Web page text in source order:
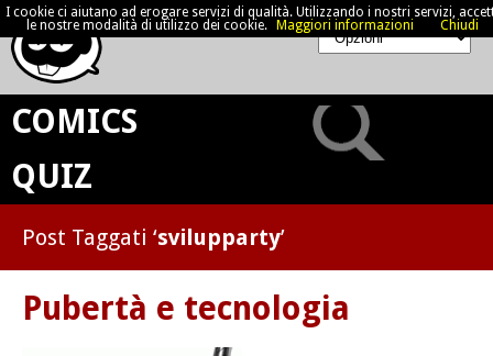
COMICS
QUIZ
Post Taggati ‘svilupparty’
Pubertà e tecnologia
I cookie ci aiutano ad erogare servizi di qualità. Utilizzando i nostri servizi,
le nostre modalità di utilizzo dei cookie.
Maggiori informazioni Chiudi